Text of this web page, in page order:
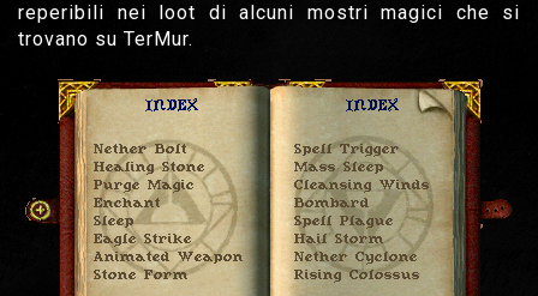
reperibili nei loot di alcuni mostri magici che si
trovano su TerMur.